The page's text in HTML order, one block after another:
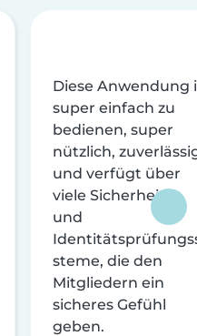
Diese Anwendung
super einfach zu
bedienen, super
nützlich,
und verfügt über
viele Sicherheits-
und
steme, die den
Mitgliedern ein
sicheres Gefühl
geben.